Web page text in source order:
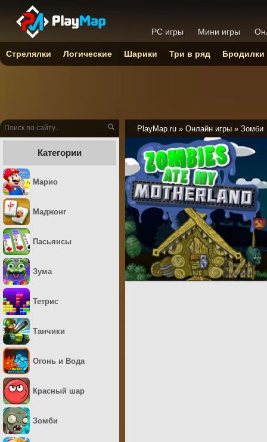
PlayMap.ru » Онлайн игры » Зомби
Категории
Марио
Маджонг
Пасьянсы
Зума
Тетрис
Танчики
Огонь и Вода
Красный шар
Зомби
PC игры Мини игры
Стрелялки Логические Шарики Три в ряд Бродилки